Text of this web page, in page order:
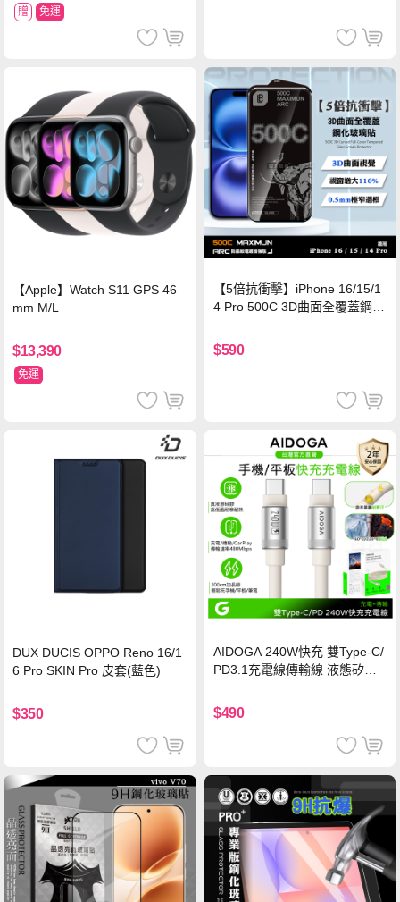
贈 免運
【Apple】Watch S11 GPS 46
mm M/L
$13,390
免運
【5倍抗衝擊】iPhone 16/15/1
4 Pro 500C 3D曲面全覆蓋鋼化
保護貼
$590
DUX DUCIS OPPO Reno 16/1
6 Pro SKIN Pro 皮套(藍色)
$350
AIDOGA 240W快充 雙Type-C/
PD3.1充電線傳輸線 液態矽膠
機/平板/筆電
$490